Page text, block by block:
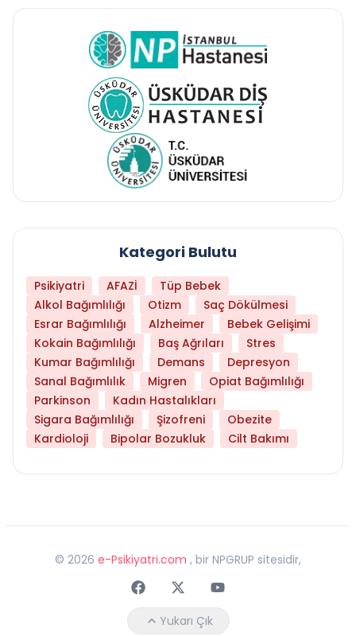
Kategori Bulutu
Psikiyatri AFAZİ
Tüp Bebek
Alkol Bağımlılığı
Otizm
Saç Dökülmesi
Esrar Bağımlılığı
Alzheimer
Bebek Gelişimi
Kokain Bağımlılığı
Baş Ağrıları
Stres
Kumar Bağımlılığı
Demans
Depresyon
Sanal Bağımlılık
Migren
Opiat Bağımlılığı
Parkinson
Kadın Hastalıkları
Sigara Bağımlılığı
Şizofreni
Obezite
Kardioloji
Bipolar Bozukluk Cilt Bakımı
© 2026 e-Psikiyatri.com , bir NPGRUP sitesidir,
FaceebokTwitterYoutube
Yukarı Çık